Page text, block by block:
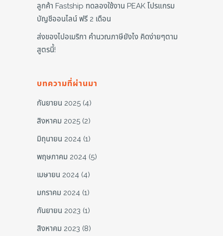
ลูกค้า Fastship ทดลองใช้งาน PEAK โปรแกรม
บัญชีออนไลน์ ฟรี 2 เดือน
ส่งของไปอเมริกา คำนวณภาษียังไง คิดง่ายๆตาม
สูตรนี้!
บทความที่ผ่านมา
กันยายน 2025 (4)
สิงหาคม 2025 (2)
มิถุนายน 2024 (1)
พฤษภาคม 2024 (5)
เมษายน 2024 (4)
มกราคม 2024 (1)
กันยายน 2023 (1)
สิงหาคม 2023 (8)